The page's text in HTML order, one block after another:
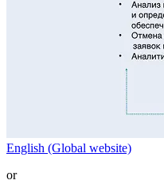
English (Global website)
or